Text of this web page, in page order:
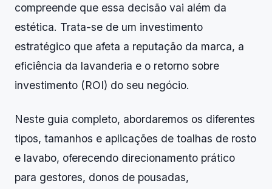
compreende que essa decisão vai além da
estética. Trata-se de um investimento
estratégico que afeta a reputação da marca, a
eficiência da lavanderia e o retorno sobre
investimento (ROI) do seu negócio.
Neste guia completo, abordaremos os diferentes
tipos, tamanhos e aplicações de toalhas de rosto
e lavabo, oferecendo direcionamento prático
para gestores, donos de pousadas,